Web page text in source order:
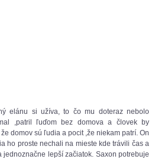
elánu si užíva, to čo mu doteraz nebolo
,patril ľuďom bez domova a človek by
domov sú ľudia a pocit ,že niekam patrí. On
ho proste nechali na mieste kde trávili čas a
jednoznačne lepší začiatok. Saxon potrebuje